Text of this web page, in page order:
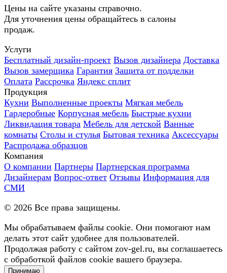
Цены на сайте указаны справочно.
Для уточнения цены обращайтесь в салоны
продаж.
Услуги
Бесплатный дизайн-проект Вызов дизайнера Доставка
Вызов замерщика Гарантия Защита от подделки
Оплата Рассрочка Яндекс сплит
Продукция
Кухни Выполненные проекты Мягкая мебель
Гардеробные Корпусная мебель Быстрые кухни
Ликвидация товара Мебель для детской Ванные
комнаты Столы и стулья Бытовая техника Аксессуары
Распродажа образцов
Компания
О компании Партнеры Партнерская программа
Дизайнерам Вопрос-ответ Отзывы Информация для
СМИ
© 2026 Все права защищены.
Мы обрабатываем файлы cookie. Они помогают нам
делать этот сайт удобнее для пользователей.
Продолжая работу с сайтом zov-gel.ru, вы соглашаетесь
с обработкой файлов cookie вашего браузера.
Принимаю